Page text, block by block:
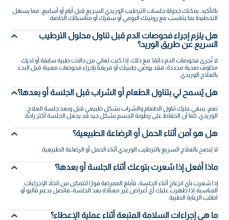
بالتأكيد. يمكنك جدولة جلسات الترطيب الوريدي السريع قبل أيام أو أسابيع، مما يسهل
التخطيط بما يتناسب مع روتينك اليومي أو سفرك أو مناسباتك الخاصة.
هل يلزم إجراء فحوصات الدم قبل تناول محلول الترطيب
السريع عن طريق الوريد؟
لا تُجرى فحوصات الدم دائمًا. مع ذلك، إذا كنت تعاني من حالات طبية سابقة أو لديك
مخاوف صحية محددة، فقد يوصي طبيبك أو فريقنا بإجراء فحوصات معينة قبل البدء
بالعلاج الوريدي.
هل يُسمح لي بتناول الطعام أو الشراب قبل الجلسة أو بعدها؟
نعم، ينبغي عليك تناول الطعام والشراب بشكل طبيعي قبل وبعد جلسة العلاج
الوريدي. كما أن الحفاظ على رطوبة الجسم بشكل جيد قد يجعل الجلسة أكثر راحة.
هل هو آمن أثناء الحمل أو الرضاعة الطبيعية؟
لا يُنصح بالعلاج السريع بالترطيب الوريدي أثناء الحمل أو الرضاعة الطبيعية.
ماذا أفعل إذا شعرت بتوعك أثناء الجلسة أو بعدها؟
إذا شعرت بأي انزعاج أثناء الجلسة، فأبلغ الممرضة فورًا لتتمكن من اتخاذ الإجراءات
المناسبة. إذا ظهرت عليك أي أعراض غير معتادة بعد الجلسة، فاتصل بدعم فاليو أو
اطلب الرعاية الطبية.
ما هي إجراءات السلامة المتبعة أثناء عملية الإعطاء؟